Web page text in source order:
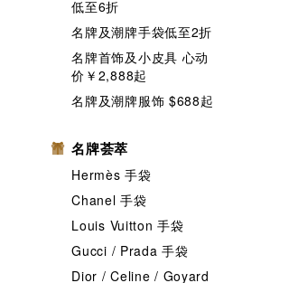
低至6折
名牌及潮牌手袋低至2折
名牌首饰及小皮具 心动
价￥2,888起
名牌及潮牌服饰 $688起
名牌荟萃
Hermès 手袋
Chanel 手袋
Louis Vuitton 手袋
Gucci / Prada 手袋
Dior / Celine / Goyard